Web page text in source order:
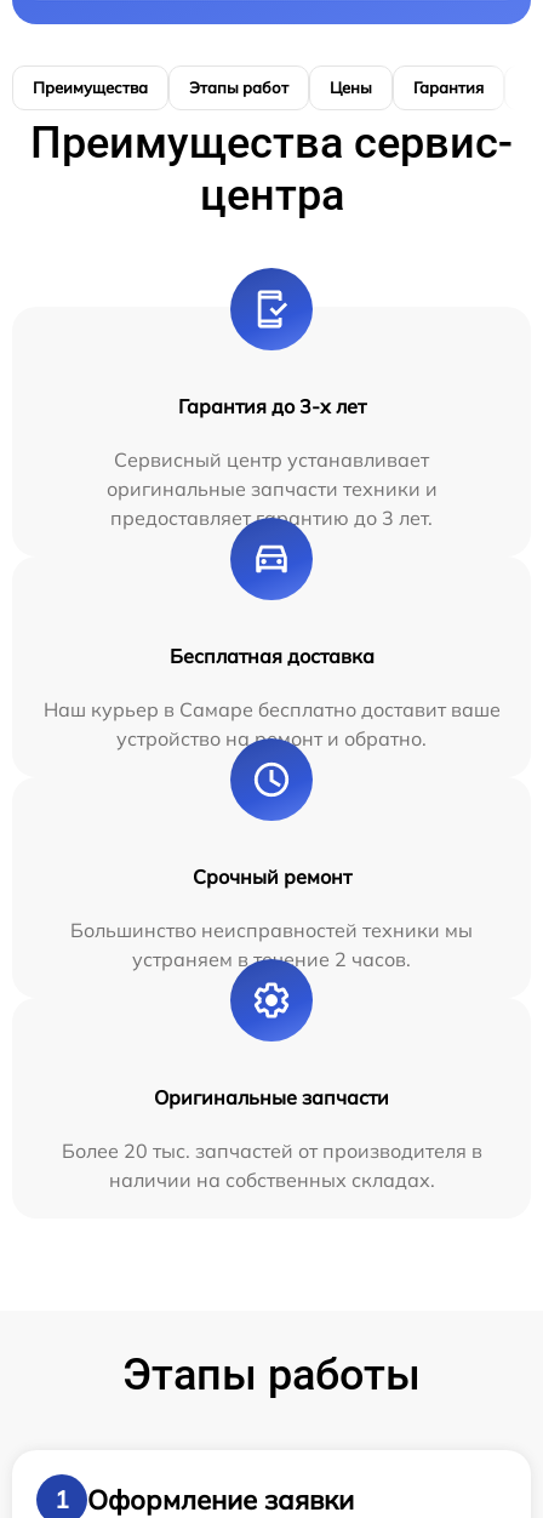
Преимущества Этапы работ Цены Гарантия
Преимущества сервис-
центра
Гарантия до 3-х лет
Сервисный центр устанавливает
оригинальные запчасти техники и
предоставляет гарантию до 3 лет.
Бесплатная доставка
Наш курьер в Самаре бесплатно доставит ваше
устройство на ремонт и обратно.
Срочный ремонт
Большинство неисправностей техники мы
устраняем в течение 2 часов.
Оригинальные запчасти
Более 20 тыс. запчастей от производителя в
наличии на собственных складах.
Этапы работы
1
Оформление заявки